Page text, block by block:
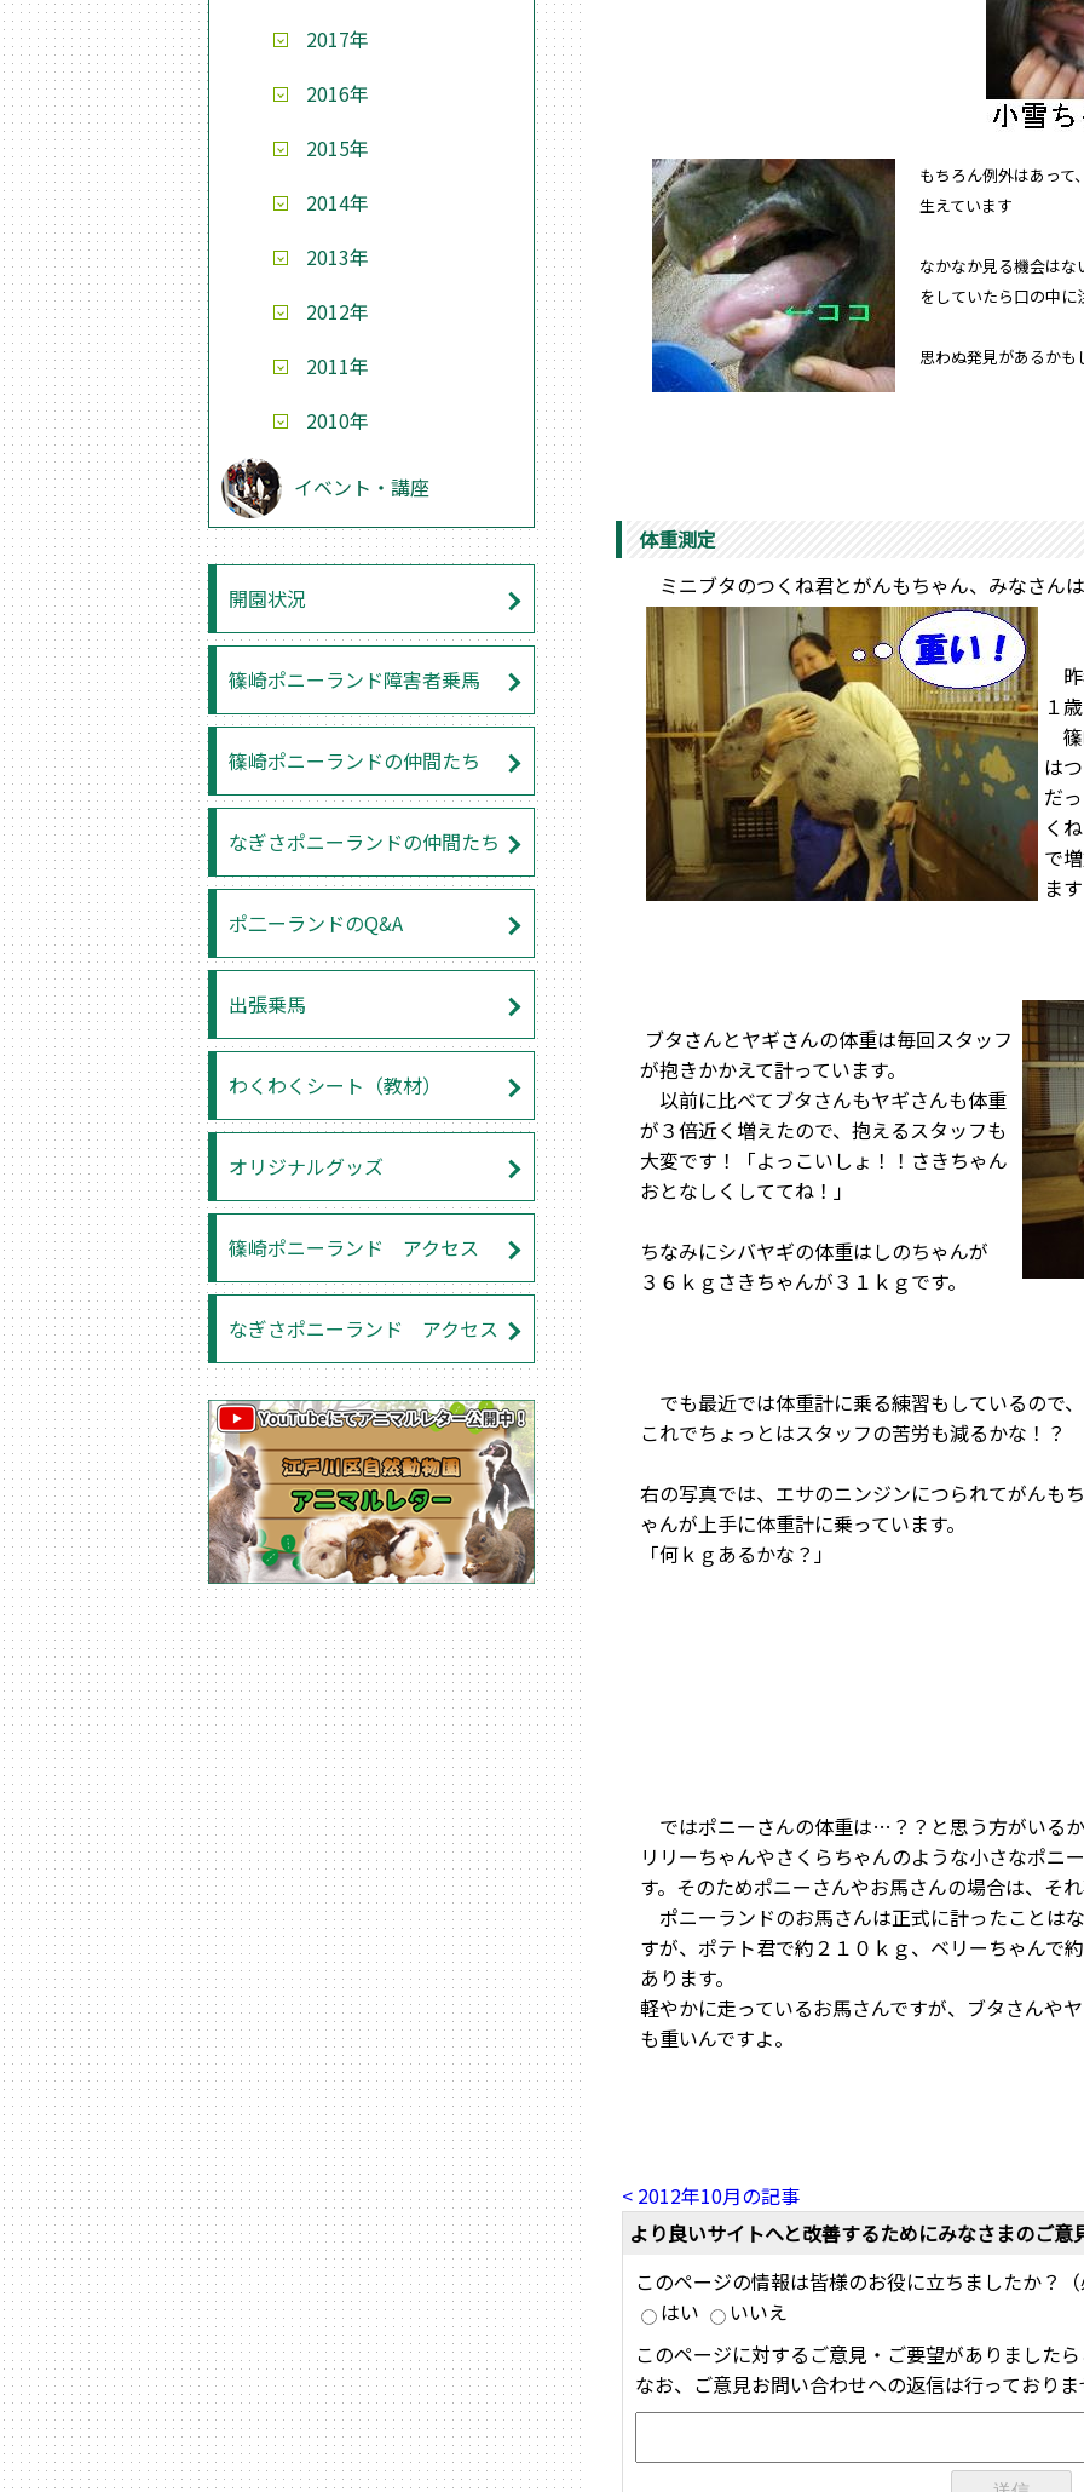
もちろん例外はあって
生えています
なかなか見る機会は
をしていたら口の中に
思わぬ発見があるかも
体重測定
ミニブタのつくね君とがんもちゃん、みなさん
昨
１
篠
は
だ
く
で
ま
ブタさんとヤギさんの体重は毎回スタッフ
が抱きかかえて計っています。
以前に比べてブタさんもヤギさんも体重
が３倍近く増えたので、抱えるスタッフも
大変です！「よっこいしょ！！さきちゃん
おとなしくしててね！」
ちなみにシバヤギの体重はしのちゃんが
３６ｋｇさきちゃんが３１ｋｇです。
でも最近では体重計に乗る練習もしているので、
これでちょっとはスタッフの苦労も減るかな！？
右の写真では、エサのニンジンにつられてがんもち
ゃんが上手に体重計に乗っています。
「何ｋｇあるかな？」
ではポニーさんの体重は…？？と思う方がいる
リリーちゃんやさくらちゃんのような小さなポニ
す。そのためポニーさんやお馬さんの場合は、そ
ポニーランドのお馬さんは正式に計ったことは
すが、ポテト君で約２１０ｋｇ、ベリーちゃんで
あります。
軽やかに走っているお馬さんですが、ブタさんや
も重いんですよ。
< 2012年10月の記事
より良いサイトへと改善するためにみなさまのご意
このページの情報は皆様のお役に立ちましたか？
はい
いいえ
このページに対するご意見・ご要望がありました
なお、ご意見お問い合わせへの返信は行っており
2017年
2016年
2015年
2014年
2013年
2012年
2011年
2010年
イベント・講座
開園状況
篠崎ポニーランド障害者乗馬
篠崎ポニーランドの仲間たち
なぎさポニーランドの仲間たち
ポ二ーランドのQ&A
出張乗馬
わくわくシート（教材）
オリジナルグッズ
篠崎ポニーランド アクセス
なぎさポニーランド アクセス